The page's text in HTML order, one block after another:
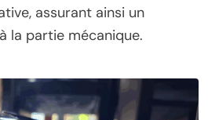
assurant ainsi un
la partie mécanique.